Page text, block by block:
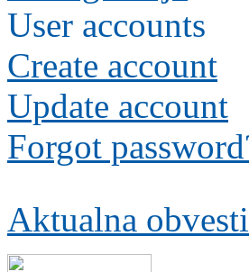
User accounts
Create account
Update account
Forgot
Aktualna